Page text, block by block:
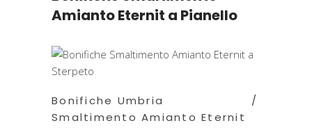
Amianto Eternit a Pianello
Bonifiche Umbria
Smaltimento Amianto Eternit